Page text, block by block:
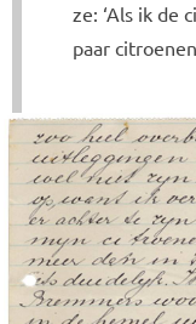
ze: ‘Als ik de
paar